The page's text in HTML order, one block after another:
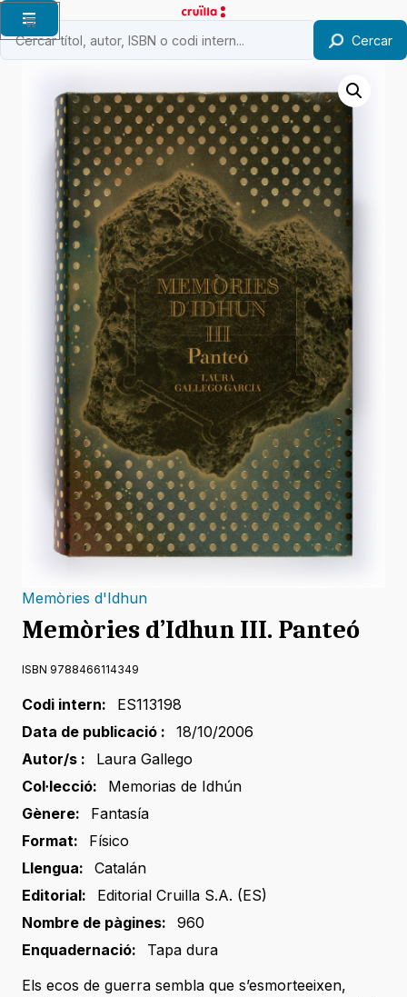
Cercar
Memòries d'Idhun
Memòries d’Idhun III. Panteó
ISBN 9788466114349
Codi intern:
ES113198
Data de publicació :
18/10/2006
Autor/s :
Laura Gallego
Col·lecció:
Memorias de Idhún
Gènere:
Fantasía
Format:
Físico
Llengua:
Catalán
Editorial:
Editorial Cruilla S.A. (ES)
Nombre de pàgines:
960
Enquadernació:
Tapa dura
Els ecos de guerra sembla que s’esmorteeixen,